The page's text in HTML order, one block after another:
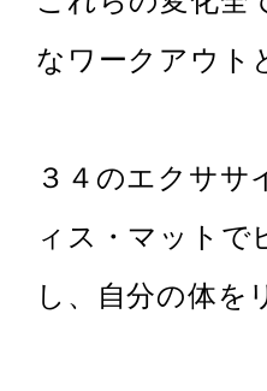
なワークアウト
３４のエクサ
ィス・マットで
し、自分の体を